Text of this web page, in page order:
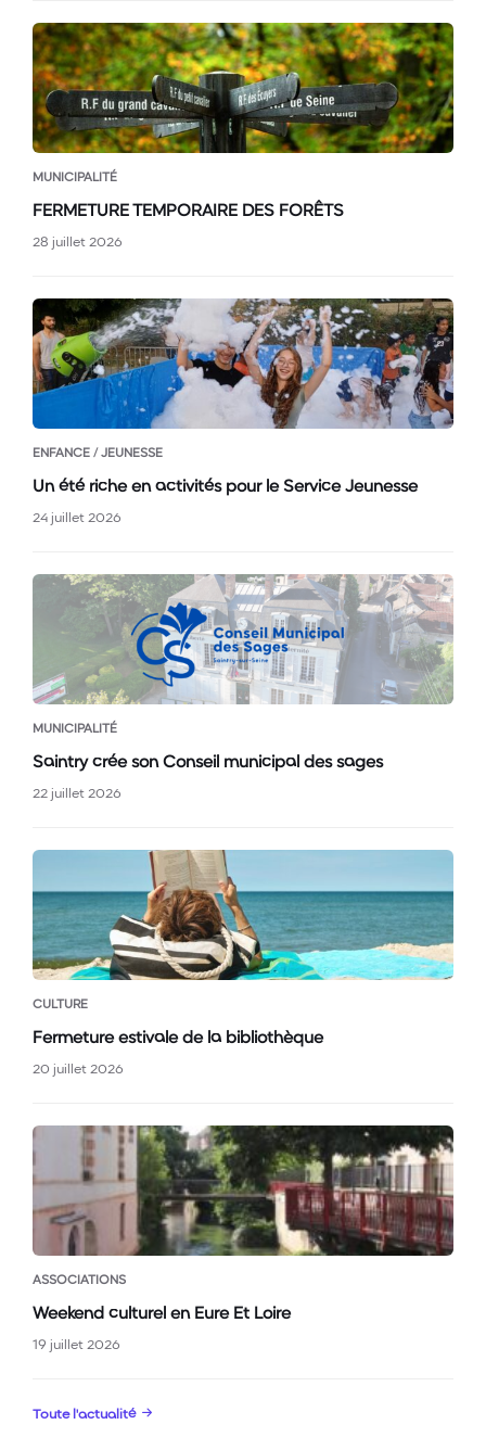
MUNICIPALITÉ
FERMETURE TEMPORAIRE DES FORÊTS
28 juillet 2026
ENFANCE / JEUNESSE
Un été riche en activités pour le Service Jeunesse
24 juillet 2026
MUNICIPALITÉ
Saintry crée son Conseil municipal des sages
22 juillet 2026
CULTURE
Fermeture estivale de la bibliothèque
20 juillet 2026
ASSOCIATIONS
Weekend culturel en Eure Et Loire
19 juillet 2026
Toute l'actualité